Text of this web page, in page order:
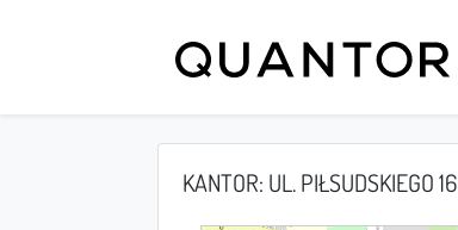
KANTOR: UL. PIŁSUDSKIEGO 16